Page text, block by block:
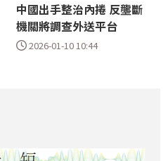
中國出手整治內捲 反壟斷
機關將調查外送平台
2026-01-10 10:44